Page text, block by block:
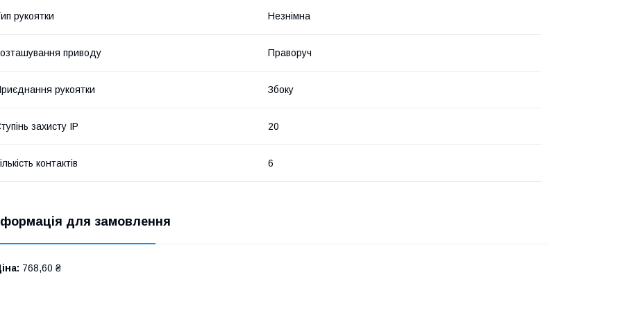
рукоятки Незнімна
приводу Праворуч
рукоятки Збоку
захисту IP 20
контактів 6
для замовлення
768,60 ₴